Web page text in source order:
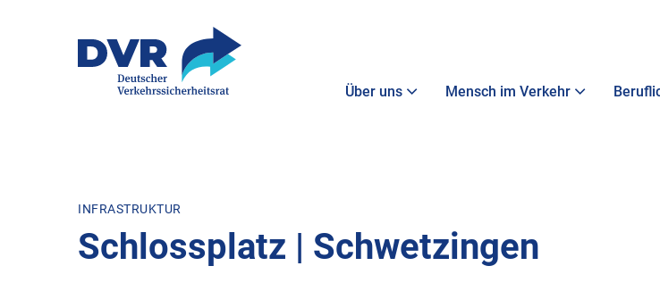
Über uns Mensch im Verkehr
INFRASTRUKTUR
Schlossplatz | Schwetzingen